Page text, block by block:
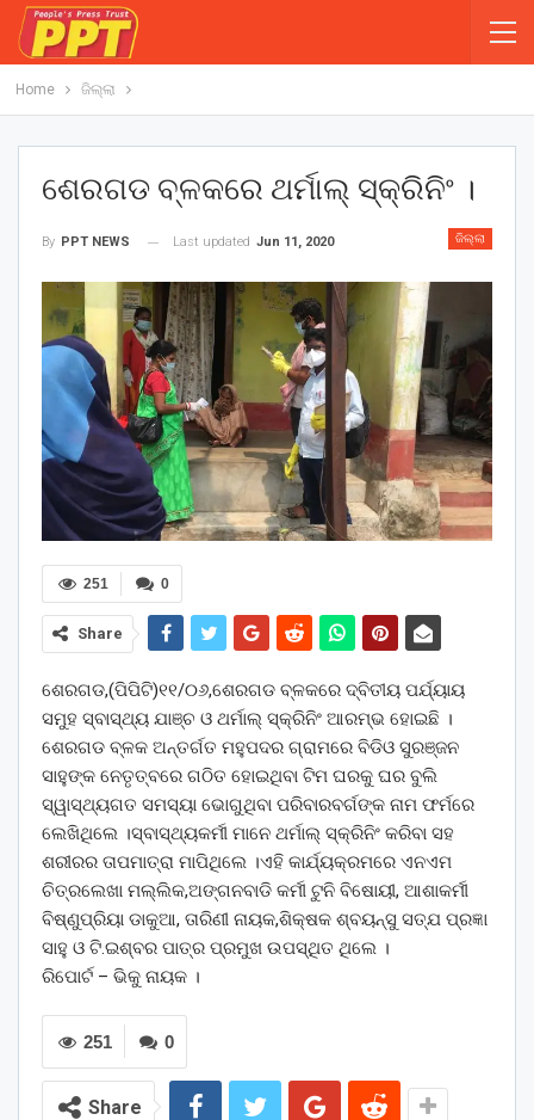
Home ଜିଲ୍ଲା
ଶେରଗଡ ବ୍ଳକରେ ଥର୍ମାଲ୍ ସ୍କ୍ରିନିଂ ।
ଜିଲ୍ଲା
By PPT NEWS Last updated Jun 11, 2020
0
251
Share
ଶେରଗଡ,(ପିପିଟି)୧୧/୦୬,ଶେରଗଡ ବ୍ଳକରେ ଦ୍ବିତୀୟ ପର୍ଯ୍ୟାୟ
ସମୁହ ସ୍ବାସ୍ଥ୍ୟ ଯାଞ୍ଚ ଓ ଥର୍ମାଲ୍ ସ୍କ୍ରିନିଂ ଆରମ୍ଭ ହୋଇଛି ।
ଶେରଗଡ ବ୍ଳକ ଅନ୍ତର୍ଗତ ମହୁପଦର ଗ୍ରାମରେ ବିଡିଓ ସୁରଞ୍ଜନ
ସାହୁଙ୍କ ନେତୃତ୍ବରେ ଗଠିତ ହୋଇଥିବା ଟିମ ଘରକୁ ଘର ବୁଲି
ସ୍ୱାସ୍ଥ୍ୟଗତ ସମସ୍ୟା ଭୋଗୁଥିବା ପରିବାରବର୍ଗଙ୍କ ନାମ ଫର୍ମରେ
ଲେଖିଥିଲେ ।ସ୍ବାସ୍ଥ୍ୟକର୍ମୀ ମାନେ ଥର୍ମାଲ୍ ସ୍କ୍ରିନିଂ କରିବା ସହ
ଶରୀରର ତାପମାତ୍ରା ମାପିଥିଲେ ।ଏହି କାର୍ଯ୍ୟକ୍ରମରେ ଏନଏମ
ଚିତ୍ରଲେଖା ମଲ୍ଲିକ,ଅଙ୍ଗନବାଡି କର୍ମୀ ଟୁନି ବିଷୋୟୀ, ଆଶାକର୍ମୀ
ବିଷ୍ଣୁପ୍ରିୟା ଡାକୁଆ, ତାରିଣୀ ନାୟକ,ଶିକ୍ଷକ ଶ୍ବୟନ୍ସୁ ସତ୍ଯ ପ୍ରଜ୍ଞା
ସାହୁ ଓ ଟି.ଇଶ୍ବର ପାତ୍ର ପ୍ରମୁଖ ଉପସ୍ଥିତ ଥିଲେ ।
ରିପୋର୍ଟ – ଭିକୁ ନାୟକ ।
0
251
Share